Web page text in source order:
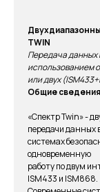
TWIN
Передача данных
использованием
или двух
Общие сведения
«Спектр Twin» -
передачи данных
системах
одновременную
работу по двум
ISM433 и ISM868.